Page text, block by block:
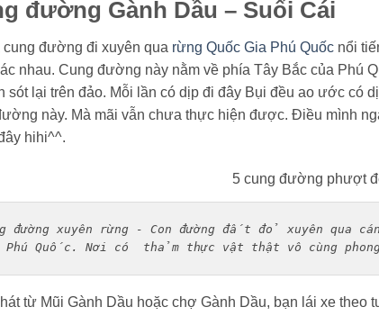
đường Gành Dầu – Suối Cái
đường đi xuyên qua rừng Quốc Gia Phú Quốc nổi
nhau. Cung đường này nằm về phía Tây Bắc của Phú
sót lại trên đảo. Mỗi lần có dịp đi đây Bụi đều ao ước có
này. Mà mãi vẫn chưa thực hiện được. Điều mình
hihi^^.
đường xuyên rừng - Con đường đất đỏ xuyên qua
Phú Quốc. Nơi có  thảm thực vật thật vô cùng
từ Mũi Gành Dầu hoặc chợ Gành Dầu, bạn lái xe theo